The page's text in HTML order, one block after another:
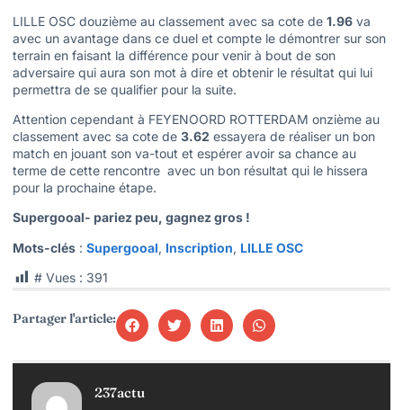
LILLE OSC douzième au classement avec sa cote de 1.96 va
avec un avantage dans ce duel et compte le démontrer sur son
terrain en faisant la différence pour venir à bout de son
adversaire qui aura son mot à dire et obtenir le résultat qui lui
permettra de se qualifier pour la suite.
Attention cependant à FEYENOORD ROTTERDAM onzième au
classement avec sa cote de 3.62 essayera de réaliser un bon
match en jouant son va-tout et espérer avoir sa chance au
terme de cette rencontre avec un bon résultat qui le hissera
pour la prochaine étape.
Supergooal- pariez peu, gagnez gros !
Mots-clés : Supergooal, Inscription, LILLE OSC
# Vues : 391
Partager l'article:
237actu